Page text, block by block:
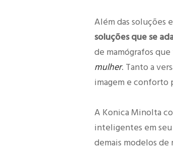
Além das soluções
soluções que se
de mamógrafos
mulher. Tanto a
imagem e conforto
A Konica Minolta
inteligentes em
demais modelos de